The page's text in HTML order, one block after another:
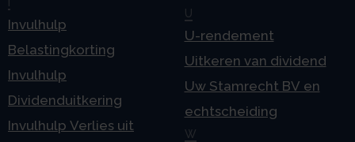
Invulhulp
Belastingkorting
Invulhulp
Dividenduitkering
Invulhulp Verlies uit
U
U-rendement
Uitkeren van dividend
Uw Stamrecht BV en
echtscheiding
W